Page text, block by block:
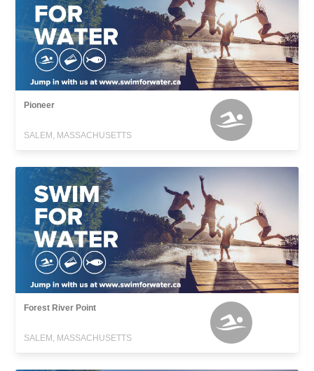
Pioneer
SALEM, MASSACHUSETTS
Forest River Point
SALEM, MASSACHUSETTS